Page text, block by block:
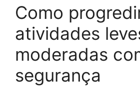
Como
atividades
moderadas
segurança